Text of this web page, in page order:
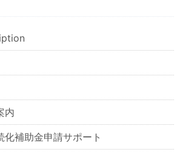
内
化補助金申請サポート